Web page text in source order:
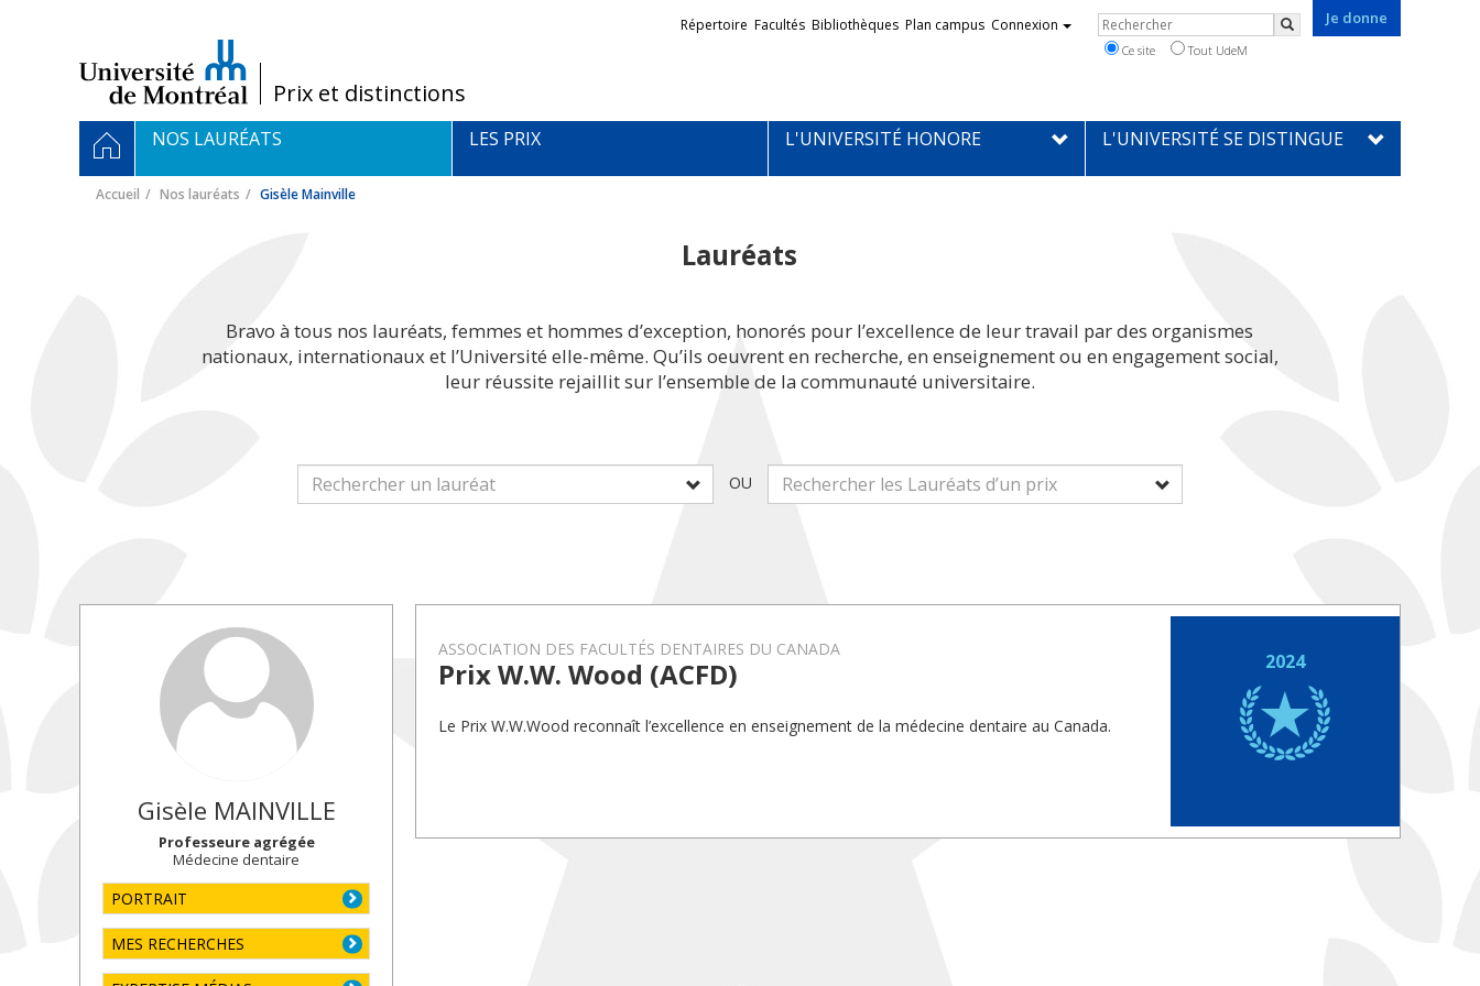
/Prix et distinctions
Je donne
Liens
externes
Répertoire Facultés Bibliothèques Plan campus Connexion Rechercher
Rechercher
Ce site Tout UdeM
Navigation
principale
ACCUEIL
NOS LAURÉATS LES PRIX L'UNIVERSITÉ HONORE L'UNIVERSITÉ SE DISTINGUE
Accueil Nos lauréats Gisèle Mainville
Lauréats
Bravo à tous nos lauréats, femmes et hommes d’exception, honorés pour l’excellence de leur travail par des organismes
nationaux, internationaux et l’Université elle-même. Qu’ils oeuvrent en recherche, en enseignement ou en engagement social,
leur réussite rejaillit sur l’ensemble de la communauté universitaire.
OU
Gisèle MAINVILLE
Professeure agrégée
Médecine dentaire
PORTRAIT
MES RECHERCHES
ASSOCIATION DES FACULTÉS DENTAIRES DU CANADA
Prix W.W. Wood (ACFD)
Le Prix W.W.Wood reconnaît l’excellence en enseignement de la médecine dentaire au Canada.
2024